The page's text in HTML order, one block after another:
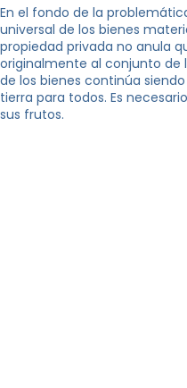
En el fondo de la
universal de los bienes
propiedad privada no anula
originalmente al conjunto de
de los bienes continúa
tierra para todos. Es
sus frutos.